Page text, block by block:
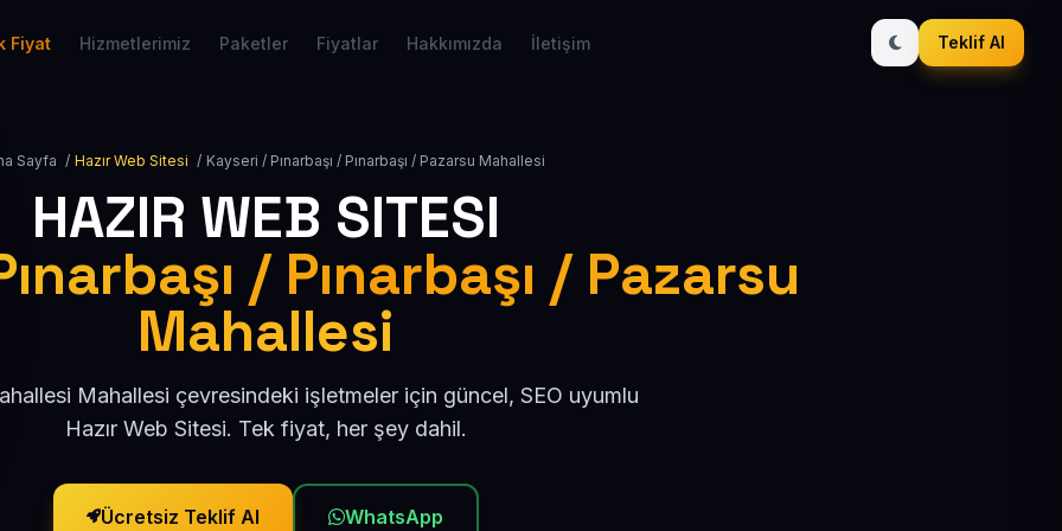
Fiyat Hizmetlerimiz Paketler Fiyatlar Hakkımızda İletişim Teklif Al
Sayfa / Hazır Web Sitesi / Kayseri / Pınarbaşı / Pınarbaşı / Pazarsu Mahallesi
HAZIR WEB SITESI
/ Pınarbaşı / Pazarsu
Mahallesi
Mahallesi çevresindeki işletmeler için güncel, SEO uyumlu
Hazır Web Sitesi. Tek fiyat, her şey dahil.
Ücretsiz Teklif Al WhatsApp